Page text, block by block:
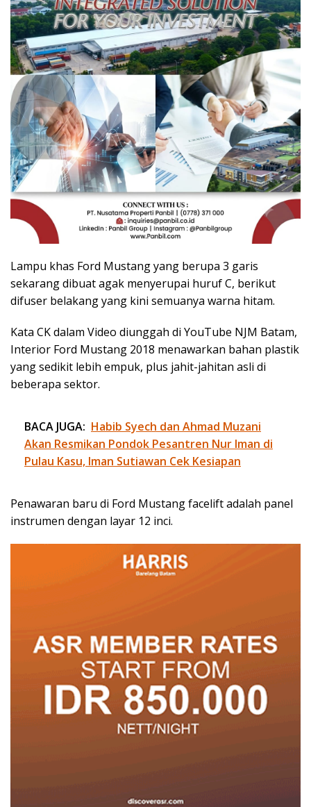
Lampu khas Ford Mustang yang berupa 3 garis
sekarang dibuat agak menyerupai huruf C, berikut
difuser belakang yang kini semuanya warna hitam.
Kata CK dalam Video diunggah di YouTube NJM Batam,
Interior Ford Mustang 2018 menawarkan bahan plastik
yang sedikit lebih empuk, plus jahit-jahitan asli di
beberapa sektor.
BACA JUGA: Habib Syech dan Ahmad Muzani
Akan Resmikan Pondok Pesantren Nur Iman di
Pulau Kasu, Iman Sutiawan Cek Kesiapan
Penawaran baru di Ford Mustang facelift adalah panel
instrumen dengan layar 12 inci.